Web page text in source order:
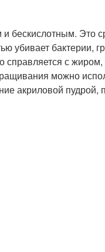
бескислотным. Это
убивает бактерии,
справляется с
можно
акриловой пудрой,